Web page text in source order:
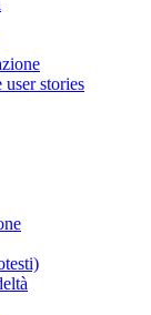
stories